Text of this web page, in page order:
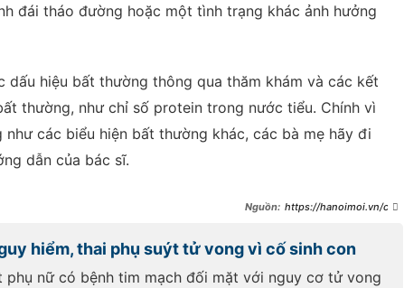
đái tháo đường hoặc một tình trạng khác ảnh hưởng
dấu hiệu bất thường thông qua thăm khám và các kết
thường, như chỉ số protein trong nước tiểu. Chính vì
các biểu hiện bất thường khác, các bà mẹ hãy đi
dẫn của bác sĩ.
https://hanoimoi.vn/cap
giat-647921.html
hiểm, thai phụ suýt tử vong vì cố sinh con
phụ nữ có bệnh tim mạch đối mặt với nguy cơ tử vong